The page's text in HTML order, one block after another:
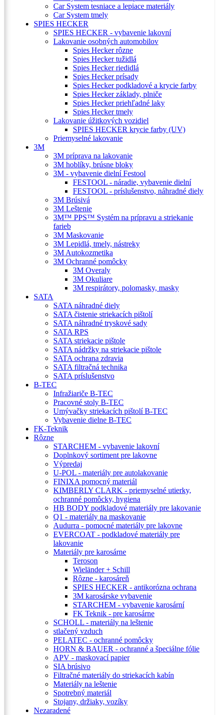
Car System tesniace a lepiace materiály
Car System tmely
SPIES HECKER
SPIES HECKER - vybavenie lakovní
Lakovanie osobných automobilov
Spies Hecker rôzne
Spies Hecker tužidlá
Spies Hecker riedidlá
Spies Hecker prísady
Spies Hecker podkladové a krycie farby
Spies Hecker základy, plniče
Spies Hecker priehľadné laky
Spies Hecker tmely
Lakovanie úžitkových vozidiel
SPIES HECKER krycie farby (UV)
Priemyselné lakovanie
3M
3M príprava na lakovanie
3M hoblíky, brúsne bloky
3M - vybavenie dielní Festool
FESTOOL - náradie, vybavenie dielní
FESTOOL - príslušenstvo, náhradné diely
3M Brúsivá
3M Leštenie
3M™ PPS™ Systém na prípravu a striekanie
farieb
3M Maskovanie
3M Lepidlá, tmely, nástreky
3M Autokozmetika
3M Ochranné pomôcky
3M Overaly
3M Okuliare
3M respirátory, polomasky, masky
SATA
SATA náhradné diely
SATA čistenie striekacích pištolí
SATA náhradné tryskové sady
SATA RPS
SATA striekacie pištole
SATA nádržky na striekacie pištole
SATA ochrana zdravia
SATA filtračná technika
SATA príslušenstvo
B-TEC
Infražiariče B-TEC
Pracovné stoly B-TEC
Umývačky striekacích pištolí B-TEC
Vybavenie dielne B-TEC
FK-Teknik
Rôzne
STARCHEM - vybavenie lakovní
Doplnkový sortiment pre lakovne
Výpredaj
U-POL - materiály pre autolakovanie
FINIXA pomocný materiál
KIMBERLY CLARK - priemyselné utierky,
ochranné pomôcky, hygiena
HB BODY podkladové materiály pre lakovanie
Q1 - materiály na maskovanie
Audurra - pomocné materiály pre lakovne
EVERCOAT - podkladové materiály pre
lakovanie
Materiály pre karosárne
Teroson
Wieländer + Schill
Rôzne - karosáreň
SPIES HECKER - antikorózna ochrana
3M karosárske vybavenie
STARCHEM - vybavenie karosární
FK Teknik - pre karosárne
SCHOLL - materiály na leštenie
stlačený vzduch
PELATEC - ochranné pomôcky
HORN & BAUER - ochranné a špeciálne fólie
APV - maskovací papier
SIA brúsivo
Filtračné materiály do striekacích kabín
Materiály na leštenie
Spotrebný materiál
Stojany, držiaky, vozíky
Nezaradené